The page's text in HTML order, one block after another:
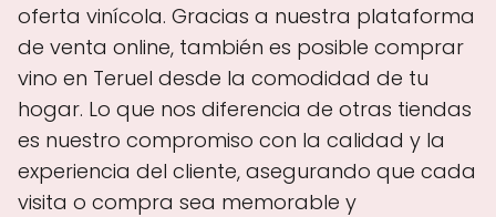
oferta vinícola. Gracias a nuestra plataforma
de venta online, también es posible comprar
vino en Teruel desde la comodidad de tu
hogar. Lo que nos diferencia de otras tiendas
es nuestro compromiso con la calidad y la
experiencia del cliente, asegurando que cada
visita o compra sea memorable y